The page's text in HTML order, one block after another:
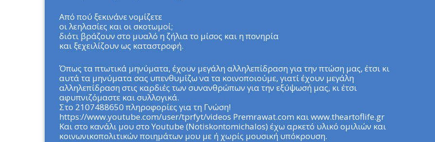
Από πού ξεκινάνε νομίζετε
οι λεηλασίες και οι σκοτωμοί;
διότι βράζουν στο μυαλό η ζήλια το μίσος και η πονηρία
και ξεχειλίζουν ως καταστροφή.
Όπως τα πτωτικά μηνύματα, έχουν μεγάλη αλληλεπίδραση για την πτώση μας, έτσι κι
αυτά τα μηνύματα σας υπενθυμίζω να τα κοινοποιούμε, γιατί έχουν μεγάλη
αλληλεπίδραση στις καρδιές των συνανθρώπων για την εξύψωσή μας, κι έτσι
αφυπνιζόμαστε και συλλογικά.
Στο 2107488650 πληροφορίες για τη Γνώση!
https://www.youtube.com/user/tprfyt/videos Premrawat.com και www.theartoflife.gr
Και στο κανάλι μου στο Youtube (Notiskontomichalos) έχω αρκετό υλικό ομιλιών και
κοινωνικοπολιτικών ποιημάτων μου με ή χωρίς μουσική υπόκρουση.